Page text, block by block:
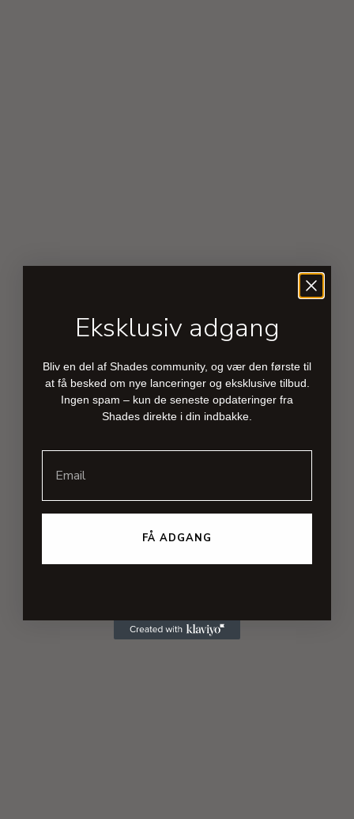
Eksklusiv adgang
Bliv en del af Shades community, og vær den første til
at få besked om nye lanceringer og eksklusive tilbud.
Ingen spam – kun de seneste opdateringer fra
Shades direkte i din indbakke.
FÅ ADGANG